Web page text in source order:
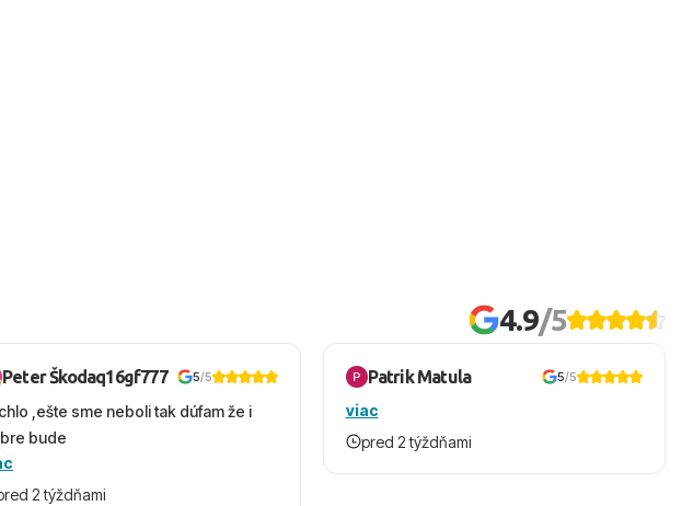
4.9/5
Peter Škodaq16gf777 5/5
,ešte sme neboli tak dúfam že i
bude
2 týždňami
Patrik Matula 5/5
viac
pred 2 týždňami